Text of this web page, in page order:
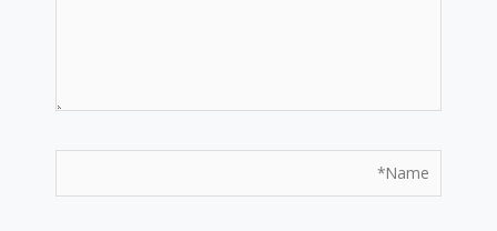
Name*